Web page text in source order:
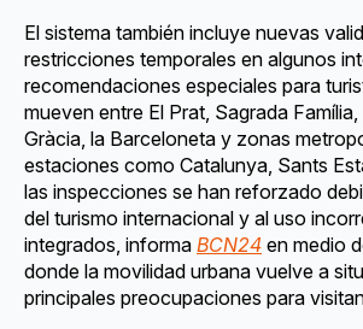
El sistema también incluye nuevas
restricciones temporales en algunos
recomendaciones especiales para
mueven entre El Prat, Sagrada
Gràcia, la Barceloneta y zonas
estaciones como Catalunya, Sants
las inspecciones se han reforzado
del turismo internacional y al uso
integrados, informa BCN24 en medio
donde la movilidad urbana vuelve a
principales preocupaciones para